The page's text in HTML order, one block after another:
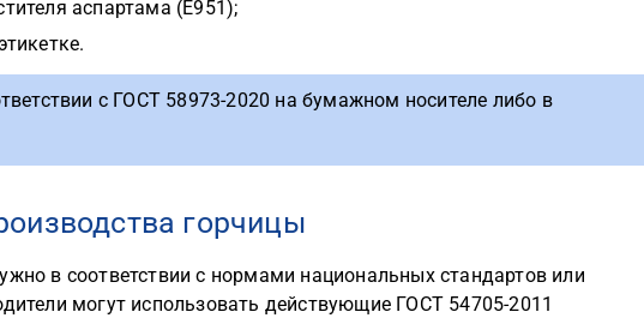
аспартама (E951);
с ГОСТ 58973-2020 на бумажном носителе либо в
горчицы
в соответствии с нормами национальных стандартов или
могут использовать действующие ГОСТ 54705-2011